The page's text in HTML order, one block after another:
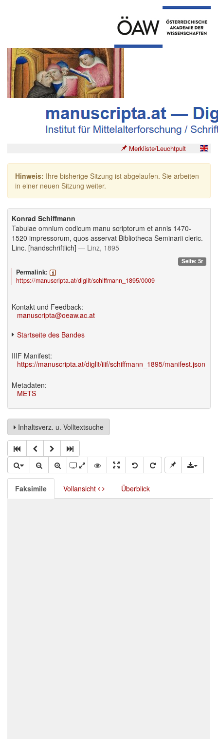
Merkliste/Leuchtpult
Hinweis: Ihre bisherige Sitzung ist abgelaufen. Sie arbeiten
in einer neuen Sitzung weiter.
Konrad Schiffmann
Tabulae omnium codicum manu scriptorum et annis 1470-
1520 impressorum, quos asservat Bibliotheca Seminarii cleric.
Linc. [handschriftlich] — Linz, 1895
Seite: 5r
Permalink:
https://manuscripta.at/diglit/schiffmann_1895/0009
Kontakt und Feedback:
manuscripta@oeaw.ac.at
Startseite des Bandes
IIIF Manifest:
https://manuscripta.at/diglit/iiif/schiffmann_1895/manifest.json
Metadaten:
METS
Inhaltsverz. u. Volltextsuche
Faksimile Vollansicht Überblick